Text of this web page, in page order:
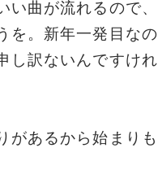
い曲が流れるので、
を。新年一発目なの
し訳ないんですけれ
があるから始まりも